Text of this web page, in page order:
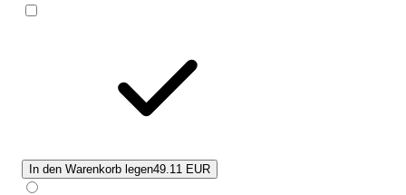
In den Warenkorb legen49.11 EUR